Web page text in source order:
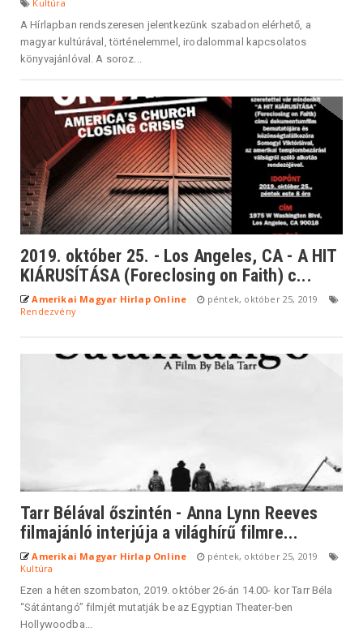
Kultúra
A Hírlapban rendszeresen jelentkezünk szabadon elérhető, a
magyar kultúrával, történelemmel, irodalommal kapcsolatos
könyvajánlóval. A soroz...
2019. október 25. - Los Angeles, CA - A HIT
KIÁRUSÍTÁSA (Foreclosing on Faith) c...
Amerikai Magyar Hirlap Online
péntek, október 25, 2019
Rendezvény
Tarr Bélával őszintén - Anna Lynn Reeves
filmajánló interjúja a világhírű filmre...
Amerikai Magyar Hirlap Online
péntek, október 25, 2019
Kultúra
Ezen a héten szombaton, 2019. október 26-án 14.00- kor Tarr Béla
“Sátántangó” filmjét mutatják be az Egyptian Theater-ben
Hollywoodba...